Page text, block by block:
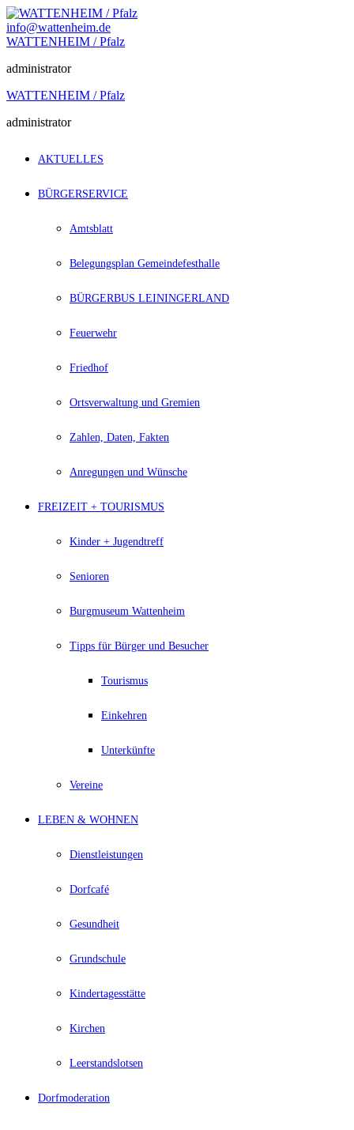
Zum
Inhalt
springen
info@wattenheim.de
WATTENHEIM / Pfalz
administrator
WATTENHEIM / Pfalz
administrator
AKTUELLES
BÜRGERSERVICE
Amtsblatt
Belegungsplan Gemeindefesthalle
BÜRGERBUS LEININGERLAND
Feuerwehr
Friedhof
Ortsverwaltung und Gremien
Zahlen, Daten, Fakten
Anregungen und Wünsche
FREIZEIT + TOURISMUS
Kinder + Jugendtreff
Senioren
Burgmuseum Wattenheim
Tipps für Bürger und Besucher
Tourismus
Einkehren
Unterkünfte
Vereine
LEBEN & WOHNEN
Dienstleistungen
Dorfcafé
Gesundheit
Grundschule
Kindertagesstätte
Kirchen
Leerstandslotsen
Dorfmoderation